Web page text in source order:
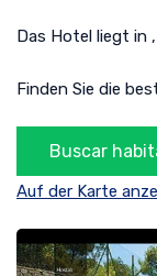
Das Hotel liegt in ,
Finden Sie die
Auf der Karte